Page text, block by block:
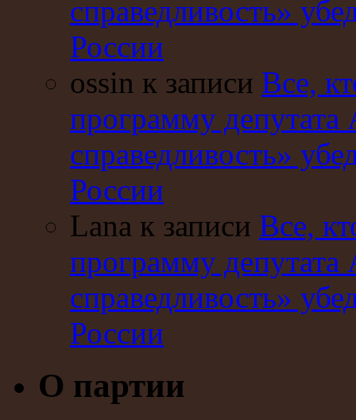
справедливость»
России
ossin к записи Все,
программу
справедливость»
России
Lana к записи Все,
программу
справедливость»
России
О партии